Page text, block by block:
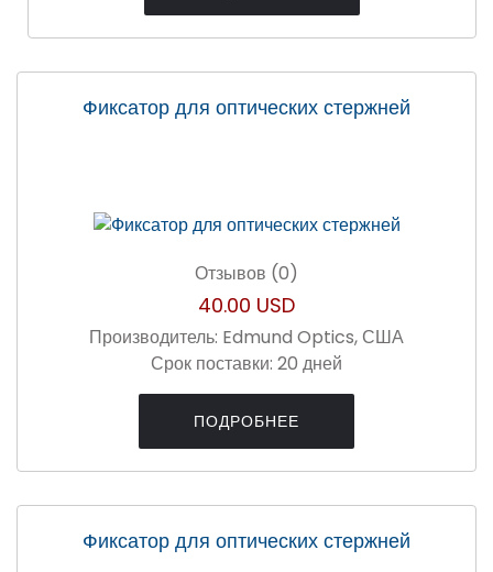
Фиксатор для оптических стержней
Отзывов (0)
40.00 USD
Производитель: Edmund Optics, США
Срок поставки: 20 дней
ПОДРОБНЕЕ
Фиксатор для оптических стержней